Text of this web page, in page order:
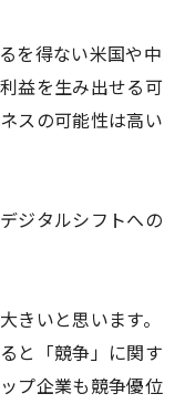
を得ない米国や中
益を生み出せる可
スの可能性は高い
ジタルシフトへの
きいと思います。
と「競争」に関す
プ企業も競争優位